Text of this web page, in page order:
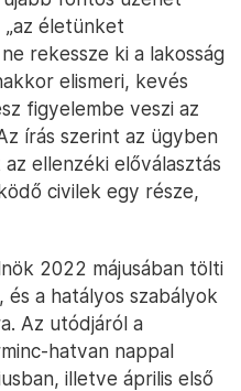
„az életünket
rekessze ki a lakosság
elismeri, kevés
figyelembe veszi az
írás szerint az ügyben
ellenzéki előválasztás
civilek egy része,
2022 májusában tölti
és a hatályos szabályok
Az utódjáról a
hatvan nappal
illetve április első